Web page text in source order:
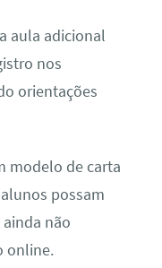
aula adicional
nos
orientações
modelo de carta
possam
não
online.